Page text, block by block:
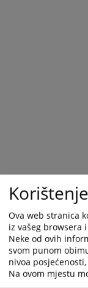
Република
Ova web stranica
iz vašeg browsera
Neke od ovih
svom punom
nivoa
Na ovom mjestu